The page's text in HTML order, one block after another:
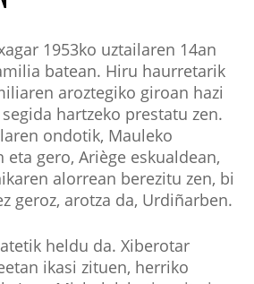
1953ko uztailaren 14an
batean. Hiru haurretarik
aroztegiko giroan hazi
hartzeko prestatu zen.
ondotik, Mauleko
eta gero, Ariège eskualdean,
alorrean berezitu zen, bi
geroz, arotza da, Urdiñarben.
heldu da. Xiberotar
ikasi zituen, herriko